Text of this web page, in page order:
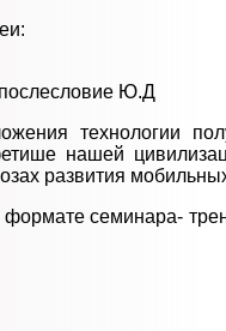
Ю.Д
технологии
нашей
развития
семинара-